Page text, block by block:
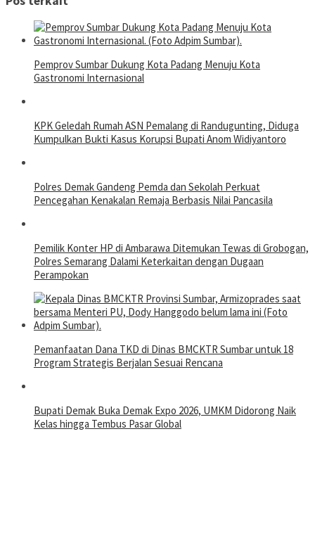
Pemprov Sumbar Dukung Kota Padang Menuju Kota
Gastronomi Internasional
KPK Geledah Rumah ASN Pemalang di Randugunting, Diduga
Kumpulkan Bukti Kasus Korupsi Bupati Anom Widiyantoro
Polres Demak Gandeng Pemda dan Sekolah Perkuat
Pencegahan Kenakalan Remaja Berbasis Nilai Pancasila
Pemilik Konter HP di Ambarawa Ditemukan Tewas di Grobogan,
Polres Semarang Dalami Keterkaitan dengan Dugaan
Perampokan
Pemanfaatan Dana TKD di Dinas BMCKTR Sumbar untuk 18
Program Strategis Berjalan Sesuai Rencana
Bupati Demak Buka Demak Expo 2026, UMKM Didorong Naik
Kelas hingga Tembus Pasar Global